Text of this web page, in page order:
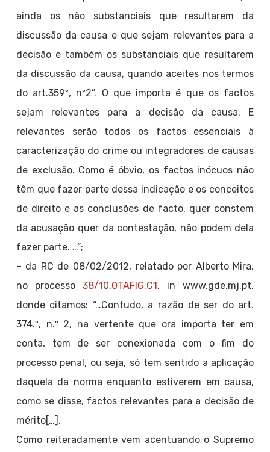
ainda os não substanciais que resultarem da
discussão da causa e que sejam relevantes para a
decisão e também os substanciais que resultarem
da discussão da causa, quando aceites nos termos
do art.359º, nº2”. O que importa é que os factos
sejam relevantes para a decisão da causa. E
relevantes serão todos os factos essenciais à
caracterização do crime ou integradores de causas
de exclusão. Como é óbvio, os factos inócuos não
têm que fazer parte dessa indicação e os conceitos
de direito e as conclusões de facto, quer constem
da acusação quer da contestação, não podem dela
fazer parte. …”;
– da RC de 08/02/2012, relatado por Alberto Mira,
no processo 38/10.0TAFIG.C1, in www.gde.mj.pt,
donde citamos: “…Contudo, a razão de ser do art.
374.º, n.º 2, na vertente que ora importa ter em
conta, tem de ser conexionada com o fim do
processo penal, ou seja, só tem sentido a aplicação
daquela da norma enquanto estiverem em causa,
como se disse, factos relevantes para a decisão de
mérito[…].
Como reiteradamente vem acentuando o Supremo